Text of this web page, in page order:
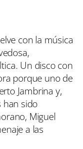
con la música
Un disco con
porque uno de
Jambrina y,
han sido
Miguel
a las